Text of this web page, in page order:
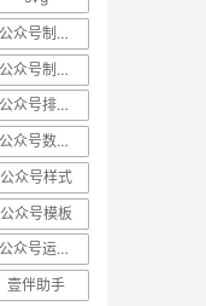
公众号制作、公众号模板
公众号制作，公众号排版、微信编辑器
公众号排版，公众号素材
公众号数据分析
公众号样式
公众号模板
公众号运营，公众号编辑器
壹伴助手